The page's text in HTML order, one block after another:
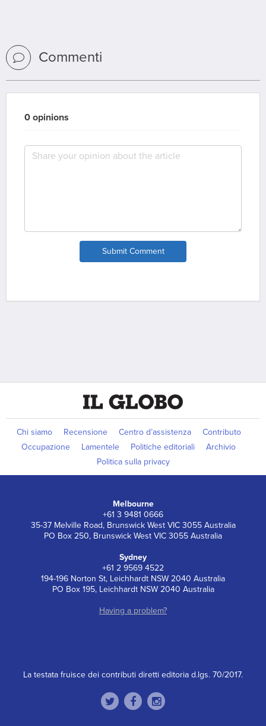
Commenti
0 opinions
Submit Comment
Chi siamo Recensione Centro d’assistenza
Contributo
Occupazione
Lamentele Politiche editoriali
Archivio
Politica sulla privacy
Melbourne
+61 3 9481 0666
35-37 Melville Road, Brunswick West VIC 3055 Australia
PO Box 250, Brunswick West VIC 3055 Australia
Sydney
+61 2 9569 4522
194-196 Norton St, Leichhardt NSW 2040 Australia
PO Box 195, Leichhardt NSW 2040 Australia
Having a problem?
La testata fruisce dei contributi diretti editoria d.lgs. 70/2017.